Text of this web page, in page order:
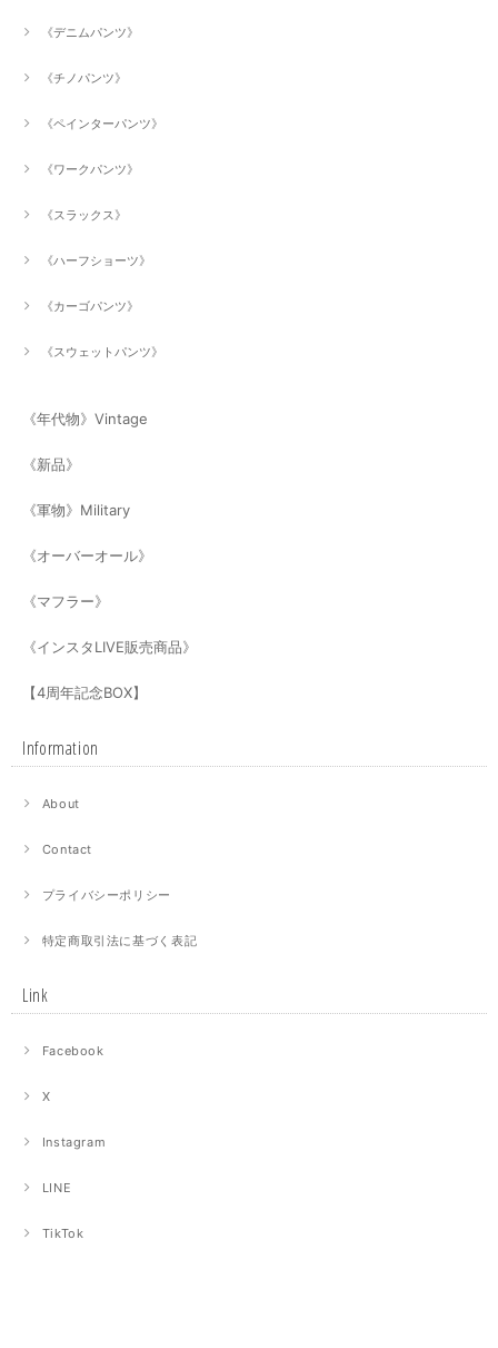
《デニムパンツ》
《チノパンツ》
《ペインターパンツ》
《ワークパンツ》
《スラックス》
《ハーフショーツ》
《カーゴパンツ》
《スウェットパンツ》
《年代物》Vintage
《新品》
《軍物》Military
《オーバーオール》
《マフラー》
《インスタLIVE販売商品》
【4周年記念BOX】
Information
About
Contact
プライバシーポリシー
特定商取引法に基づく表記
Link
Facebook
X
Instagram
LINE
TikTok